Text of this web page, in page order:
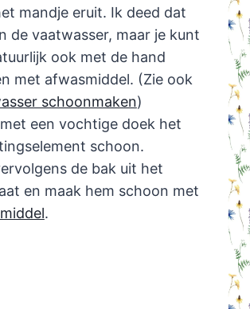
mandje eruit. Ik deed dat
de vaatwasser, maar je kunt
ook met de hand
met afwasmiddel. (Zie ook
schoonmaken)
een vochtige doek het
schoon.
de bak uit het
en maak hem schoon met
.